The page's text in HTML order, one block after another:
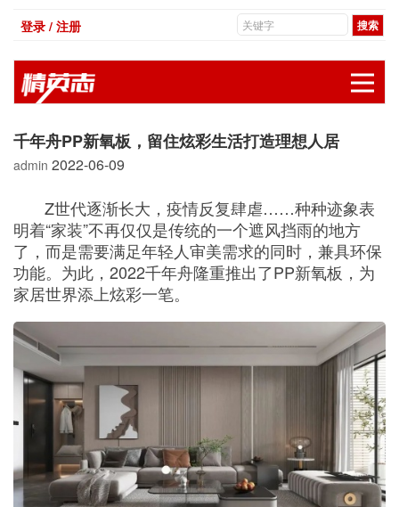
登录 / 注册
千年舟PP新氧板，留住炫彩生活打造理想人居
admin 2022-06-09
Z世代逐渐长大，疫情反复肆虐……种种迹象表
明着“家装”不再仅仅是传统的一个遮风挡雨的地方
了，而是需要满足年轻人审美需求的同时，兼具环保
功能。为此，2022千年舟隆重推出了PP新氧板，为
家居世界添上炫彩一笔。